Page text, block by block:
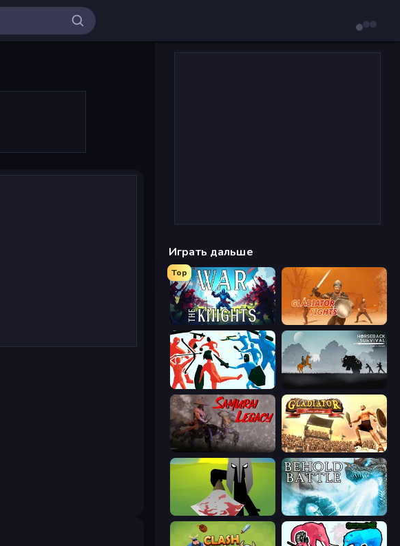
Играть дальше
Top
War the Knights Gladiator Fights
Funny Battle Simulator Horseback Survival
Samurai Legacy Gladiator: True Story
Kill The Spartan Behold Battle